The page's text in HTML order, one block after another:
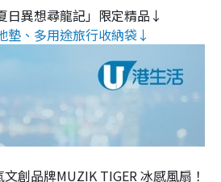
日異想尋龍記」限定精品↓
墊、多用途旅行收納袋↓
文創品牌MUZIK TIGER 冰感風扇！